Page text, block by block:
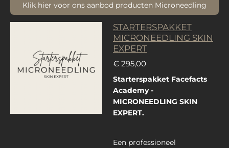
Klik hier voor ons aanbod producten Microneedling
STARTERSPAKKET
MICRONEEDLING SKIN
EXPERT
€ 295,00
Starterspakket Facefacts
Academy -
MICRONEEDLING SKIN
EXPERT.
Een professioneel